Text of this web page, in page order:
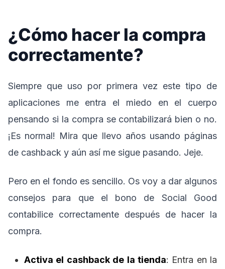
¿Cómo hacer la compra
correctamente?
Siempre que uso por primera vez este tipo de
aplicaciones me entra el miedo en el cuerpo
pensando si la compra se contabilizará bien o no.
¡Es normal! Mira que llevo años usando páginas
de cashback y aún así me sigue pasando. Jeje.
Pero en el fondo es sencillo. Os voy a dar algunos
consejos para que el bono de Social Good
contabilice correctamente después de hacer la
compra.
Activa el cashback de la tienda: Entra en la